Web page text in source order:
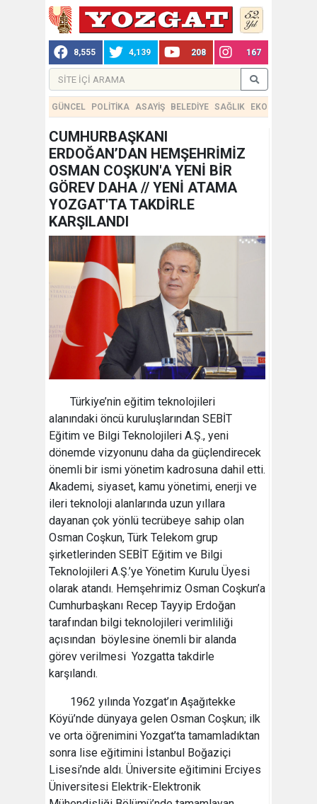
8,555 4,139 208 167
GÜNCEL POLİTİKA ASAYİŞ BELEDİYE SAĞLIK EKONOMİ
CUMHURBAŞKANI
ERDOĞAN’DAN HEMŞEHRİMİZ
OSMAN COŞKUN'A YENİ BİR
GÖREV DAHA // YENİ ATAMA
YOZGAT'TA TAKDİRLE
KARŞILANDI
Türkiye’nin eğitim teknolojileri
alanındaki öncü kuruluşlarından SEBİT
Eğitim ve Bilgi Teknolojileri A.Ş., yeni
dönemde vizyonunu daha da güçlendirecek
önemli bir ismi yönetim kadrosuna dahil etti.
Akademi, siyaset, kamu yönetimi, enerji ve
ileri teknoloji alanlarında uzun yıllara
dayanan çok yönlü tecrübeye sahip olan
Osman Coşkun, Türk Telekom grup
şirketlerinden SEBİT Eğitim ve Bilgi
Teknolojileri A.Ş.’ye Yönetim Kurulu Üyesi
olarak atandı. Hemşehrimiz Osman Coşkun’a
Cumhurbaşkanı Recep Tayyip Erdoğan
tarafından bilgi teknolojileri verimliliği
açısından böylesine önemli bir alanda
görev verilmesi Yozgatta takdirle
karşılandı.
1962 yılında Yozgat’ın Aşağıtekke
Köyü’nde dünyaya gelen Osman Coşkun; ilk
ve orta öğrenimini Yozgat’ta tamamladıktan
sonra lise eğitimini İstanbul Boğaziçi
Lisesi’nde aldı. Üniversite eğitimini Erciyes
Üniversitesi Elektrik-Elektronik